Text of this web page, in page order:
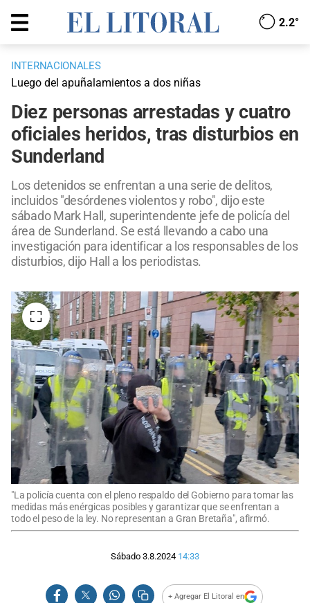
2.2°
INTERNACIONALES
Luego del apuñalamientos a dos niñas
Diez personas arrestadas y cuatro
oficiales heridos, tras disturbios en
Sunderland
Los detenidos se enfrentan a una serie de delitos,
incluidos "desórdenes violentos y robo", dijo este
sábado Mark Hall, superintendente jefe de policía del
área de Sunderland. Se está llevando a cabo una
investigación para identificar a los responsables de los
disturbios, dijo Hall a los periodistas.
"La policía cuenta con el pleno respaldo del Gobierno para tomar las
medidas más enérgicas posibles y garantizar que se enfrentan a
todo el peso de la ley. No representan a Gran Bretaña", afirmó.
Sábado 3.8.2024 14:33
+ Agregar El Litoral en